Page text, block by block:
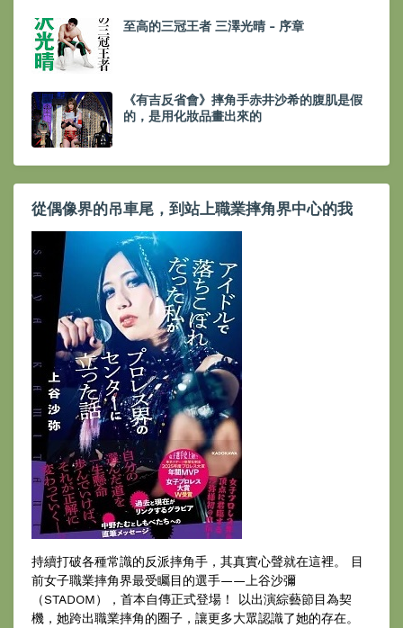
至高的三冠王者 三澤光晴 - 序章
《有吉反省會》摔角手赤井沙希的腹肌是假
的，是用化妝品畫出來的
從偶像界的吊車尾，到站上職業摔角界中心的我
持續打破各種常識的反派摔角手，其真實心聲就在這裡。 目
前女子職業摔角界最受矚目的選手——上谷沙彌
（STADOM），首本自傳正式登場！ 以出演綜藝節目為契
機，她跨出職業摔角的圈子，讓更多大眾認識了她的存在。